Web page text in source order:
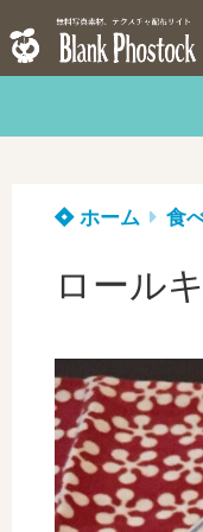
ホーム 食
ロール